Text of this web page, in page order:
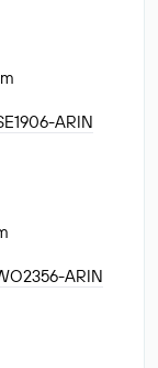
ARIN
ARIN